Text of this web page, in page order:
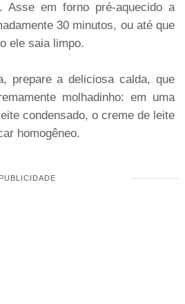
Asse em forno pré-aquecido a
30 minutos, ou até que
ele saia limpo.
prepare a deliciosa calda, que
molhadinho: em uma
condensado, o creme de leite
homogêneo.